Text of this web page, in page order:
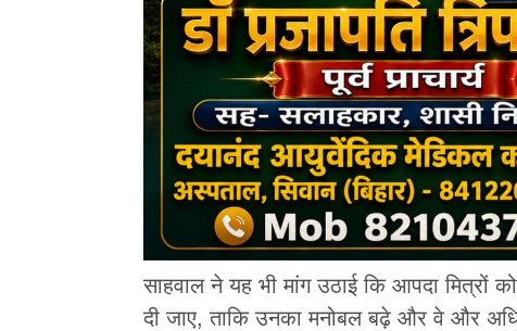
साहवाल ने यह भी मांग उठाई कि आपदा मित्रों
दी जाए, ताकि उनका मनोबल बढ़े और वे और